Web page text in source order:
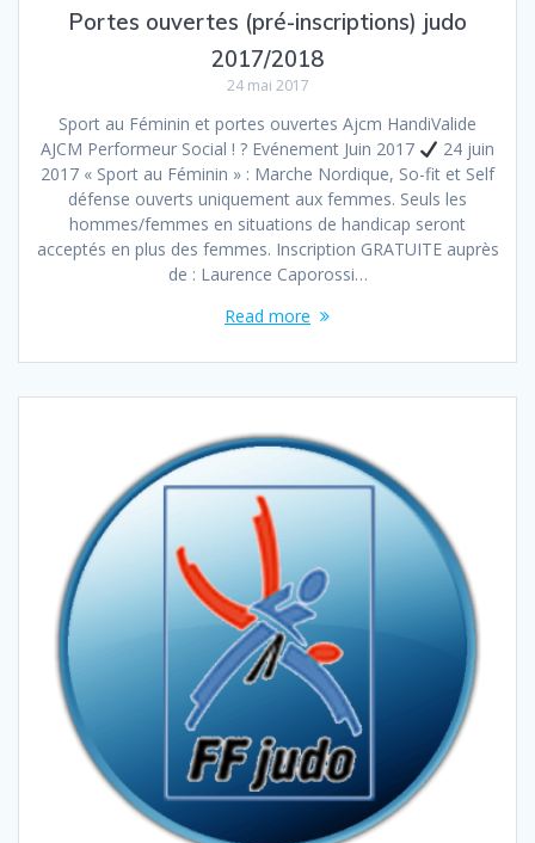
Portes ouvertes (pré-inscriptions) judo
2017/2018
24 mai 2017
Sport au Féminin et portes ouvertes Ajcm HandiValide
AJCM Performeur Social ! ? Evénement Juin 2017
24 juin
2017 « Sport au Féminin » : Marche Nordique, So-fit et Self
défense ouverts uniquement aux femmes. Seuls les
hommes/femmes en situations de handicap seront
acceptés en plus des femmes. Inscription GRATUITE auprès
de : Laurence Caporossi…
Read more